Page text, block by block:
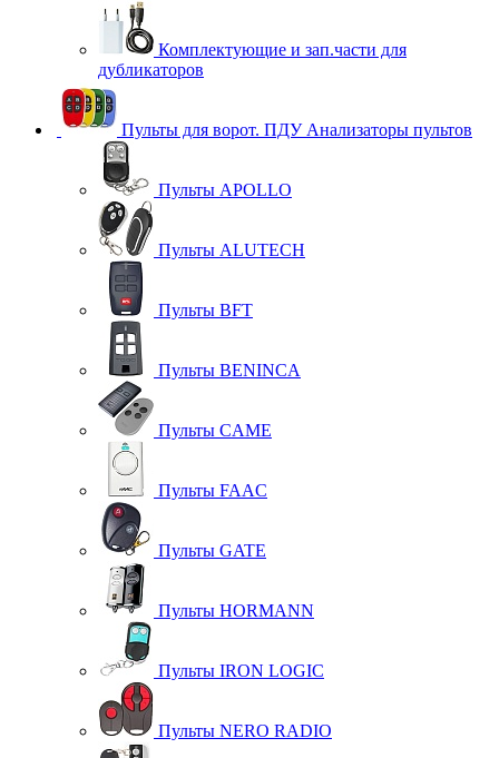
Комплектующие и зап.части для
дубликаторов
Пульты для ворот. ПДУ Анализаторы пультов
Пульты APOLLO
Пульты ALUTECH
Пульты BFT
Пульты BENINCA
Пульты CAME
Пульты FAAC
Пульты GATE
Пульты HORMANN
Пульты IRON LOGIC
Пульты NERO RADIO